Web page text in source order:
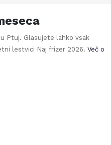
Ptuj. Glasujete lahko vsak
lestvici Naj frizer 2026. Več o